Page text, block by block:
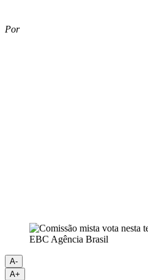
Por
EBC Agência Brasil
A-
A+